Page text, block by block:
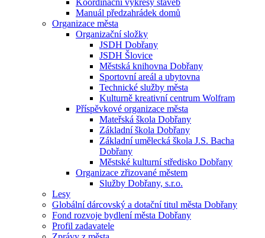
Koordinační výkresy staveb
Manuál předzahrádek domů
Organizace města
Organizační složky
JSDH Dobřany
JSDH Šlovice
Městská knihovna Dobřany
Sportovní areál a ubytovna
Technické služby města
Kulturně kreativní centrum Wolfram
Příspěvkové organizace města
Mateřská škola Dobřany
Základní škola Dobřany
Základní umělecká škola J.S. Bacha
Dobřany
Městské kulturní středisko Dobřany
Organizace zřizované městem
Služby Dobřany, s.r.o.
Lesy
Globální dárcovský a dotační titul města Dobřany
Fond rozvoje bydlení města Dobřany
Profil zadavatele